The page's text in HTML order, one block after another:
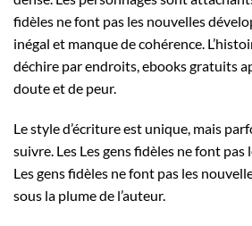
fidèles ne font pas les nouvelles
inégal et manque de cohérence.
déchire par endroits, ebooks gratuits
doute et de peur.
Le style d’écriture est unique, mais
suivre. Les Les gens fidèles ne font
Les gens fidèles ne font pas les
sous la plume de l’auteur.